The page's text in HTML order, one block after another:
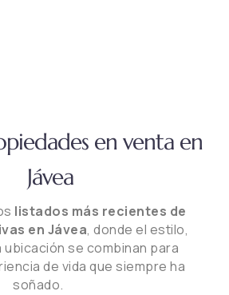
en venta en
Jávea
listados más recientes de
en Jávea, donde el estilo,
ubicación se combinan para
de vida que siempre ha
soñado.